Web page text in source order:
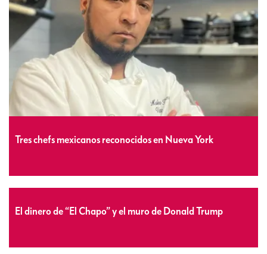
Tres chefs mexicanos reconocidos en Nueva York
El dinero de “El Chapo” y el muro de Donald Trump